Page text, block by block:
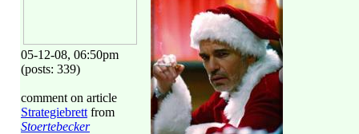
05-12-08, 06:50pm
(posts: 339)
comment on article
Strategiebrett from
Stoertebecker